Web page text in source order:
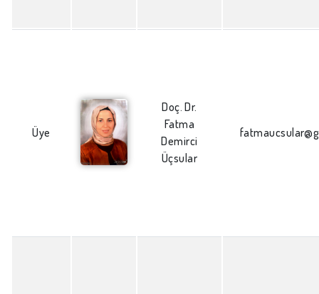
Üye
Doç. Dr.
Fatma
Demirci
Üçsular